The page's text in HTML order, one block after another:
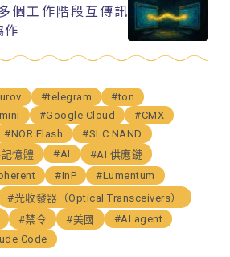
個工作階段互傳訊
作
#telegram
#ton
#Google Cloud
#CMX
#NOR Flash
#SLC NAND
憶體 #AI
#AI 供應鏈
#InP
#Lumentum
#光收發器（Optical Transceivers）
#禁令 #美國
#AI agent
Code